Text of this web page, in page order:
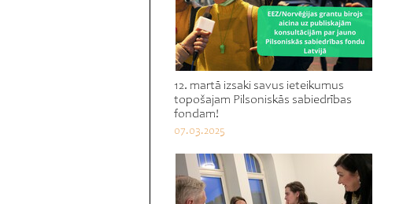
12. martā izsaki savus ieteikumus
topošajam Pilsoniskās sabiedrības
fondam!
07.03.2025